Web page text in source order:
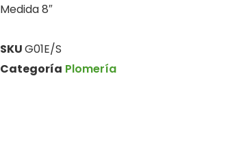
Medida 8″
SKUG01E/S
Categoría Plomería